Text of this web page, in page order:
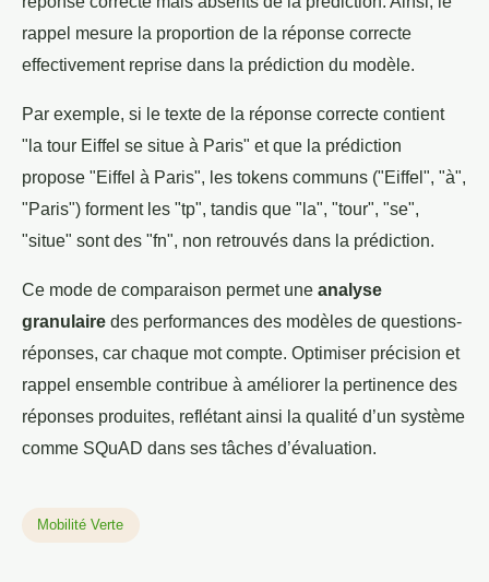
rappel mesure la proportion de la réponse correcte
effectivement reprise dans la prédiction du modèle.
Par exemple, si le texte de la réponse correcte contient
"la tour Eiffel se situe à Paris" et que la prédiction
propose "Eiffel à Paris", les tokens communs ("Eiffel", "à",
"Paris") forment les "tp", tandis que "la", "tour", "se",
"situe" sont des "fn", non retrouvés dans la prédiction.
Ce mode de comparaison permet une analyse
granulaire des performances des modèles de questions-
réponses, car chaque mot compte. Optimiser précision et
rappel ensemble contribue à améliorer la pertinence des
réponses produites, reflétant ainsi la qualité d’un système
comme SQuAD dans ses tâches d’évaluation.
Mobilité Verte